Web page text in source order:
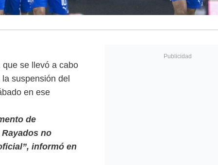
se llevó a cabo
suspensión del
en ese
de
no
informó en